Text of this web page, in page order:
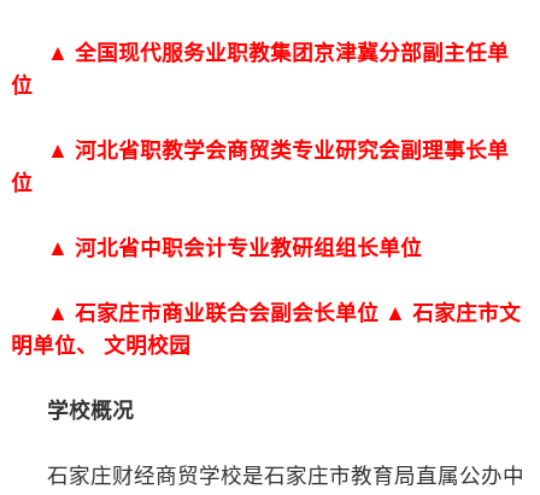
▲ 全国现代服务业职教集团京津冀分部副主任单
位
▲ 河北省职教学会商贸类专业研究会副理事长单
位
▲ 河北省中职会计专业教研组组长单位
▲ 石家庄市商业联合会副会长单位 ▲ 石家庄市文
明单位、 文明校园
学校概况
石家庄财经商贸学校是石家庄市教育局直属公办中